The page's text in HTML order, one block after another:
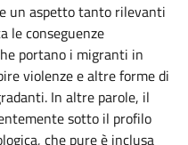
un aspetto tanto rilevanti
le conseguenze
portano i migranti in
violenze e altre forme di
In altre parole, il
sotto il profilo
che pure è inclusa